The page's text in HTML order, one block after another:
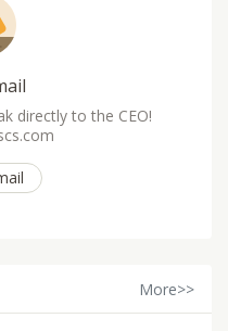
directly to the CEO!
More>>